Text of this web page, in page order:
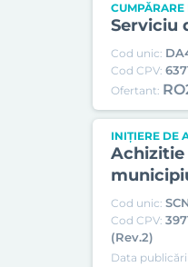
CUMPĂRARE
Serviciu
Cod unic:
Cod CPV:
Ofertant:
INIȚIERE DE
Achizitie
Cod unic:
Cod CPV:
(Rev.2)
Data